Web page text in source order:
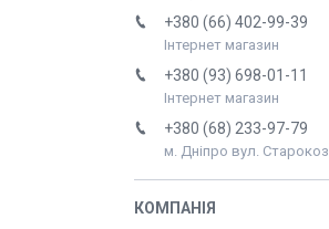
+380 (66) 402-99-39
Інтернет магазин
+380 (93) 698-01-11
Інтернет магазин
+380 (68) 233-97-79
м. Дніпро вул.